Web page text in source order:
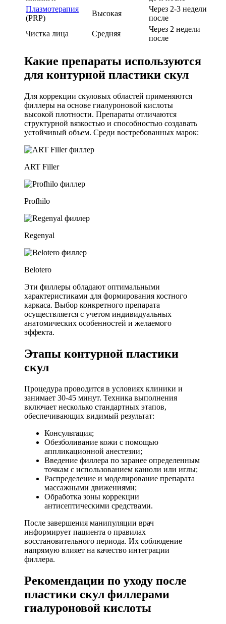
Плазмотерапия
(PRP)
Высокая
Через 2-3 недели
после
Чистка лица
Средняя
Через 2 недели
после
Какие препараты используются
для контурной пластики скул
Для коррекции скуловых областей применяются
филлеры на основе гиалуроновой кислоты
высокой плотности. Препараты отличаются
структурной вязкостью и способностью создавать
устойчивый объем. Среди востребованных марок:
ART Filler
Profhilo
Regenyal
Belotero
Эти филлеры обладают оптимальными
характеристиками для формирования костного
каркаса. Выбор конкретного препарата
осуществляется с учетом индивидуальных
анатомических особенностей и желаемого
эффекта.
Этапы контурной пластики
скул
Процедура проводится в условиях клиники и
занимает 30-45 минут. Техника выполнения
включает несколько стандартных этапов,
обеспечивающих видимый результат:
Консультация;
Обезболивание кожи с помощью
аппликационной анестезии;
Введение филлера по заранее определенным
точкам с использованием канюли или иглы;
Распределение и моделирование препарата
массажными движениями;
Обработка зоны коррекции
антисептическими средствами.
После завершения манипуляции врач
информирует пациента о правилах
восстановительного периода. Их соблюдение
напрямую влияет на качество интеграции
филлера.
Рекомендации по уходу после
пластики скул филлерами
гиалуроновой кислоты